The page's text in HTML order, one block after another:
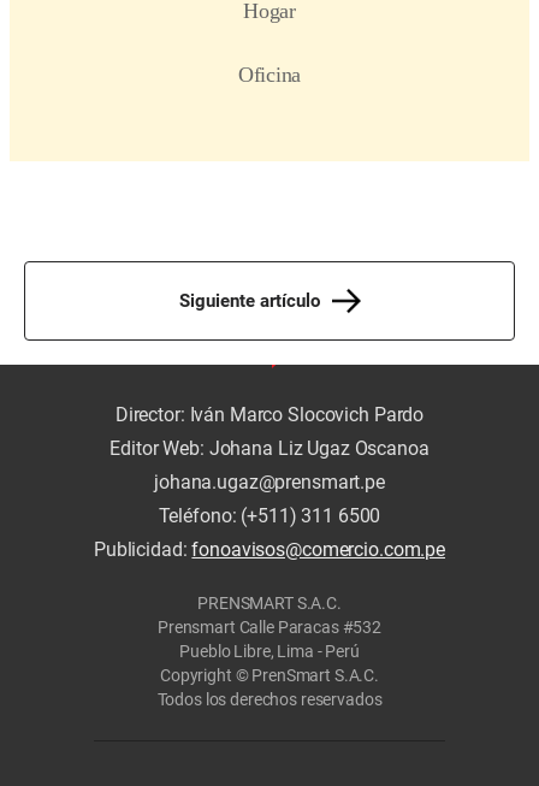
Siguiente artículo
Director: Iván Marco Slocovich Pardo
Editor Web: Johana Liz Ugaz Oscanoa
johana.ugaz@prensmart.pe
Teléfono: (+511) 311 6500
Publicidad:fonoavisos@comercio.com.pe
PRENSMART S.A.C.
Prensmart Calle Paracas #532
Pueblo Libre, Lima - Perú
Copyright © PrenSmart S.A.C.
Todos los derechos reservados